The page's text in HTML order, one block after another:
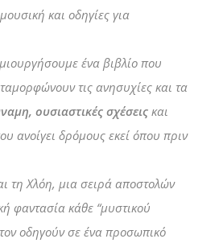
και οδηγίες για
ένα βιβλίο που
τις ανησυχίες και τα
ουσιαστικές σχέσεις και
ανοίγει δρόμους εκεί όπου πριν
τη Χλόη, μια σειρά αποστολών
φαντασία κάθε “μυστικού
οδηγούν σε ένα προσωπικό